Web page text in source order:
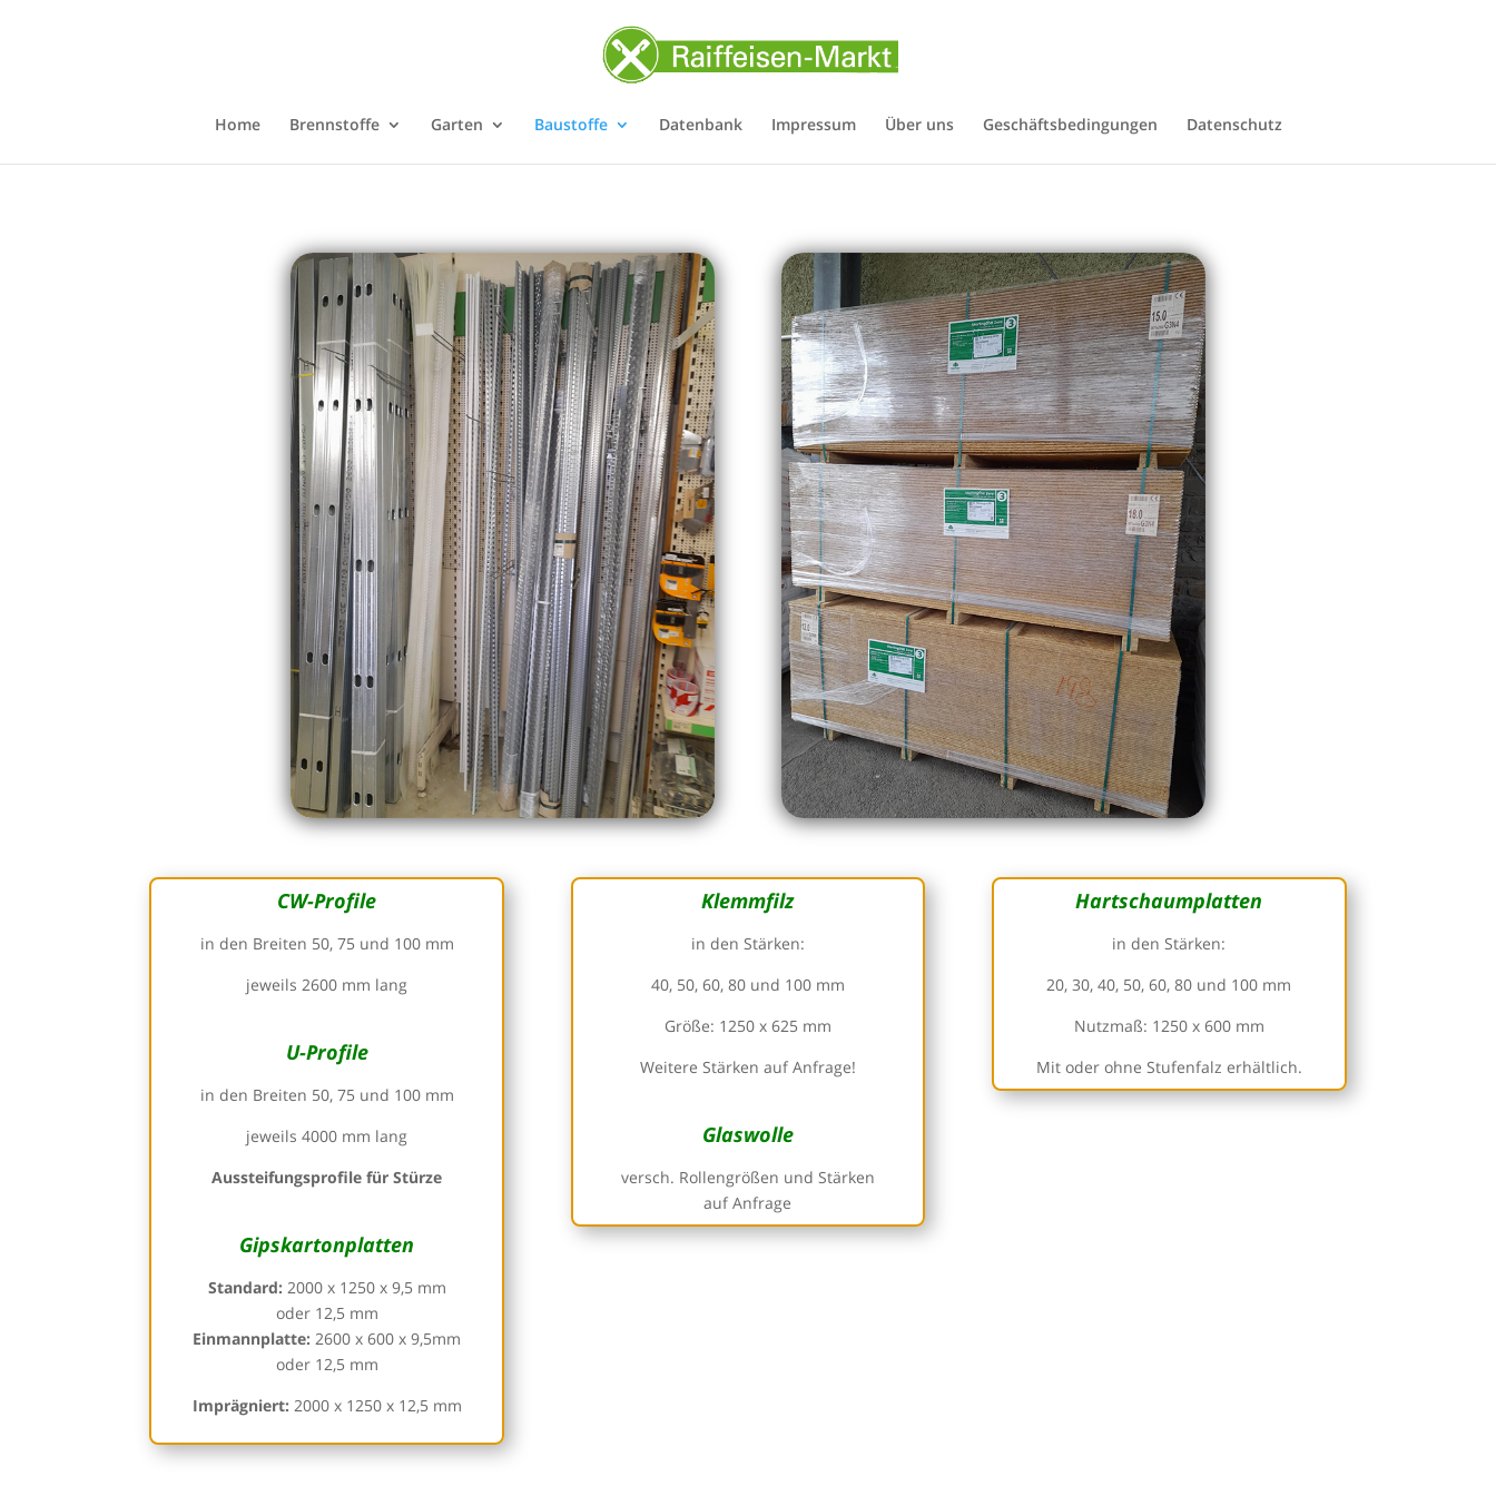
Home Brennstoffe Garten Baustoffe Datenbank Impressum Über uns Geschäftsbedingungen Datenschutz
CW-Profile
in den Breiten 50, 75 und 100 mm
jeweils 2600 mm lang
U-Profile
in den Breiten 50, 75 und 100 mm
jeweils 4000 mm lang
Aussteifungsprofile für Stürze
Gipskartonplatten
Standard: 2000 x 1250 x 9,5 mm
oder 12,5 mm
Einmannplatte: 2600 x 600 x 9,5mm
oder 12,5 mm
Imprägniert: 2000 x 1250 x 12,5 mm
Klemmfilz
in den Stärken:
40, 50, 60, 80 und 100 mm
Größe: 1250 x 625 mm
Weitere Stärken auf Anfrage!
Glaswolle
versch. Rollengrößen und Stärken
auf Anfrage
Hartschaumplatten
in den Stärken:
20, 30, 40, 50, 60, 80 und 100 mm
Nutzmaß: 1250 x 600 mm
Mit oder ohne Stufenfalz erhältlich.